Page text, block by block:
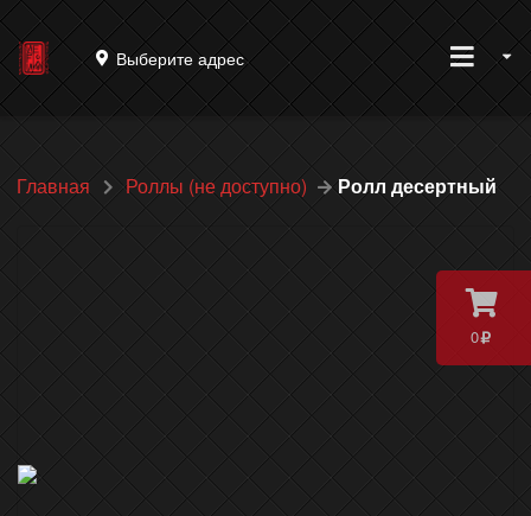
0
Выберите адрес
Главная Роллы (не доступно) Ролл десертный